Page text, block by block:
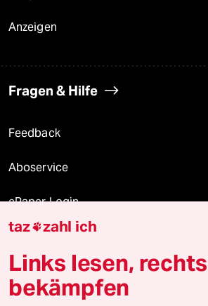
Anzeigen
Fragen & Hilfe
Feedback
Aboservice
ePaper Login
Downloads für Abonnierende
© 2026 taz Verlags und Vertriebs GmbH
taz zahl ich
Links lesen, rechts
bekämpfen